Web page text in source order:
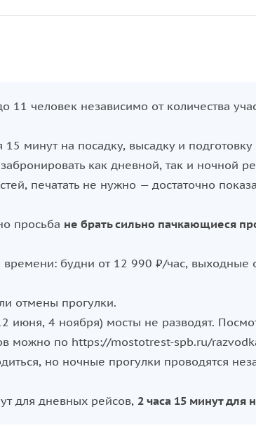
вариантомдля вечеринок, дней рождений
Петербурга,Финскому заливуили под
борт.
детей.
обогреватели и тепловая пушка.
64. Маршрут зависит от выбранной
Дворцовый мост, Адмиралтейство,
крепость.
и выход в Финский залив с видом на
города с возможностью отправиться в
11 человек независимо от количества
минут на посадку, высадку и подготовку
как дневной, так и ночной
печатать не нужно — достаточно
просьба не брать сильно пачкающиеся
времени: будни от 12 990 ₽/час, выходные
отмены прогулки.
июня, 4 ноября) мосты не разводят.
можно по https://mostotrest-spb.ru/
но ночные прогулки проводятся
для дневных рейсов, 2 часа 15 минут для